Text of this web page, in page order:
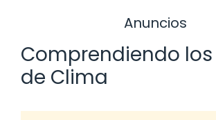
Anuncios
Comprendiendo los
de Clima